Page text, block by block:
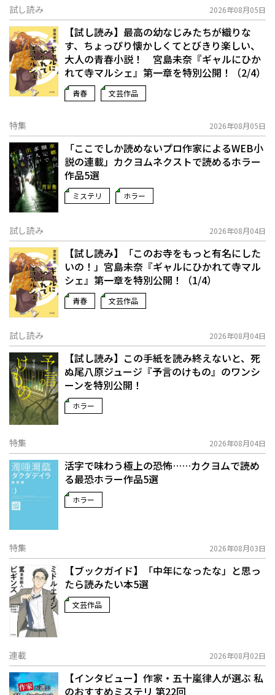
試し読み 2026年08月05日
【試し読み】最高の幼なじみたちが織りな
す、ちょっぴり懐かしくてとびきり楽しい、
大人の青春小説！ 宮島未奈『ギャルにひか
れて寺マルシェ』第一章を特別公開！（2/4）
青春 文芸作品
特集 2026年08月05日
「ここでしか読めないプロ作家によるWEB小
説の連載」――カクヨムネクストで読めるホラー
作品5選
ミステリ ホラー
試し読み 2026年08月04日
【試し読み】「このお寺をもっと有名にした
いの！」宮島未奈『ギャルにひかれて寺マル
シェ』第一章を特別公開！（1/4）
青春 文芸作品
試し読み 2026年08月04日
【試し読み】この手紙を読み終えないと、死
ぬ――尾八原ジュージ『予言のけもの』のワンシ
ーンを特別公開！
ホラー
特集 2026年08月04日
活字で味わう極上の恐怖……カクヨムで読め
る最恐ホラー作品5選
ホラー
特集 2026年08月03日
【ブックガイド】「中年になったな」と思っ
たら読みたい本5選
文芸作品
連載 2026年08月02日
【インタビュー】作家・五十嵐律人が選ぶ 私
のおすすめミステリ 第22回